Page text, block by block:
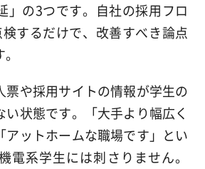
」の3つです。自社の採用フロ
するだけで、改善すべき論点
票や採用サイトの情報が学生の
い状態です。「大手より幅広く
アットホームな職場です」とい
電系学生には刺さりません。